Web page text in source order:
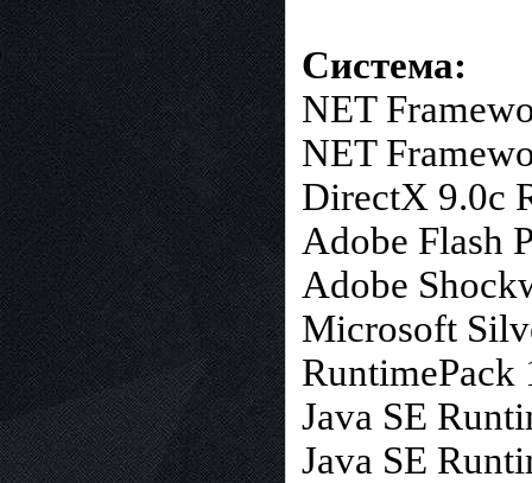
Система:
NET
NET
DirectX 9.0c
Adobe Flash
Adobe
Microsoft
RuntimePack
Java SE
Java SE